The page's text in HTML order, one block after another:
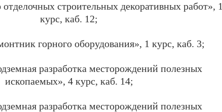
строительных декоративных работ», 1
курс, каб. 12;
горного оборудования», 1 курс, каб. 3;
разработка месторождений полезных
ископаемых», 4 курс, каб. 14;
разработка месторождений полезных